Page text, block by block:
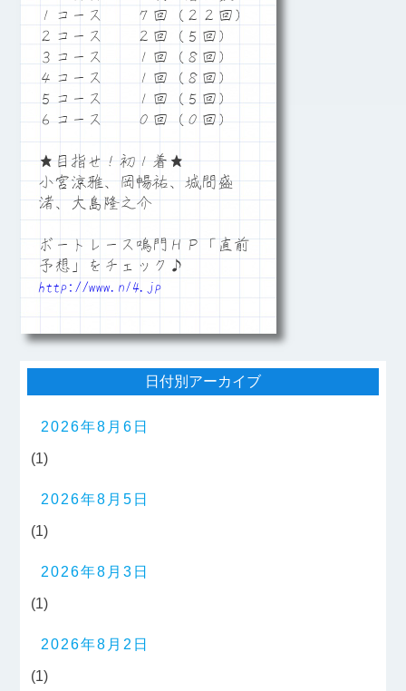
１コース ７回（２２回）
２コース ２回（５回）
３コース １回（８回）
４コース １回（８回）
５コース １回（５回）
６コース ０回（０回）
★目指せ！初１着★
小宮涼雅、岡暢祐、城間盛
渚、大島隆之介
ボートレース鳴門ＨＰ「直前
予想」をチェック♪
http://www.n14.jp
日付別アーカイブ
2026年8月6日
(1)
2026年8月5日
(1)
2026年8月3日
(1)
2026年8月2日
(1)